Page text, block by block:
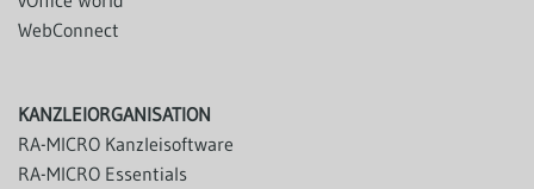
WebConnect
KANZLEIORGANISATION
RA-MICRO Kanzleisoftware
RA-MICRO Essentials